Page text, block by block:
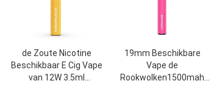
de Zoute Nicotine
Beschikbaar E Cig Vape
van 12W 3.5ml
19mm Beschikbare
Vape de
Rookwolken1500mah